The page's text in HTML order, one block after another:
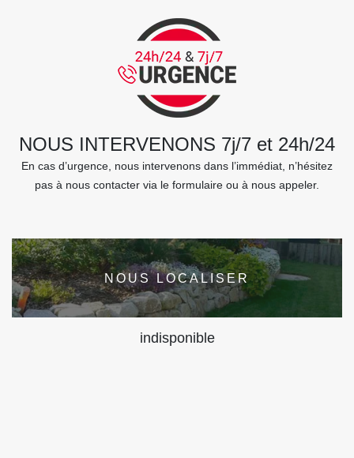
NOUS INTERVENONS 7j/7 et 24h/24
En cas d’urgence, nous intervenons dans l’immédiat, n’hésitez
pas à nous contacter via le formulaire ou à nous appeler.
NOUS LOCALISER
indisponible